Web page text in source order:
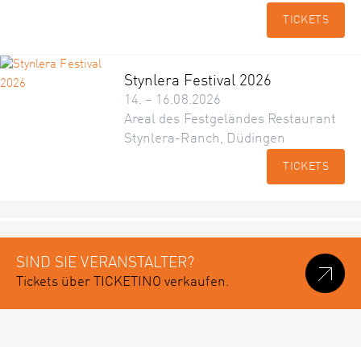
TICKETS
Stynlera Festival 2026
14. – 16.08.2026
Areal des Festgeländes Restaurant
Stynlera-Ranch, Düdingen
TICKETS
SIND SIE VERANSTALTER?
Tickets über TICKETINO verkaufen.